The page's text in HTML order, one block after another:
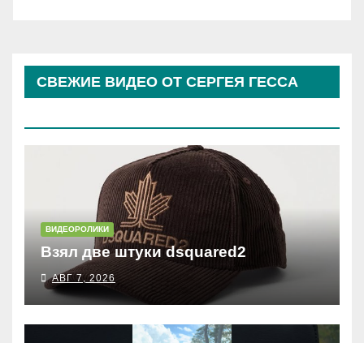
СВЕЖИЕ ВИДЕО ОТ СЕРГЕЯ ГЕССА
ВИДЕОРОЛИКИ
Взял две штуки dsquared2
АВГ 7, 2026